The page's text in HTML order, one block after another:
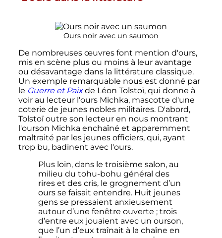
Ours noir avec un saumon
De nombreuses œuvres font mention d'ours,
mis en scène plus ou moins à leur avantage
ou désavantage dans la littérature classique.
Un exemple remarquable nous est donné par
le Guerre et Paixde Léon Tolstoï, qui donne à
voir au lecteur l'ours Michka, mascotte d'une
coterie de jeunes nobles militaires. D'abord,
Tolstoï outre son lecteur en nous montrant
l'ourson Michka enchaîné et apparemment
maltraité par les jeunes officiers, qui, ayant
trop bu, badinent avec l'ours.
Plus loin, dans le troisième salon, au
milieu du tohu-bohu général des
rires et des cris, le grognement d’un
ours se faisait entendre. Huit jeunes
gens se pressaient anxieusement
autour d’une fenêtre ouverte ; trois
d’entre eux jouaient avec un ourson,
que l’un d’eux traînait à la chaîne en